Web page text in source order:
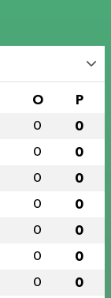
O P
0 0
0 0
0 0
0 0
0 0
0 0
0 0